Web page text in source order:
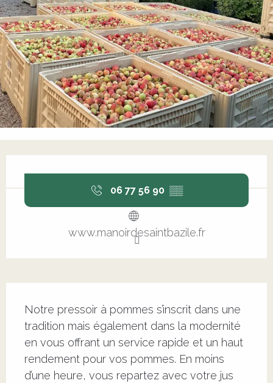
06 77 56 90 ▒▒
www.manoirdesaintbazile.fr
Notre pressoir à pommes s’inscrit dans une
tradition mais également dans la modernité
en vous offrant un service rapide et un haut
rendement pour vos pommes. En moins
d’une heure, vous repartez avec votre jus